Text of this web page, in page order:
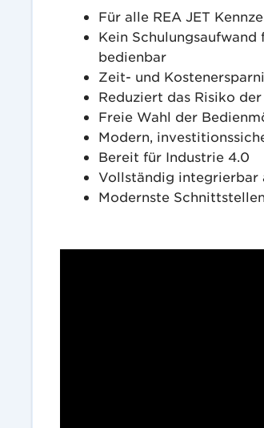
Für alle REA JET
Kein
bedienbar
Zeit- und
Reduziert das Risiko
Freie Wahl der
Modern,
Bereit für Industrie 4.0
Vollständig integrierbar
Modernste